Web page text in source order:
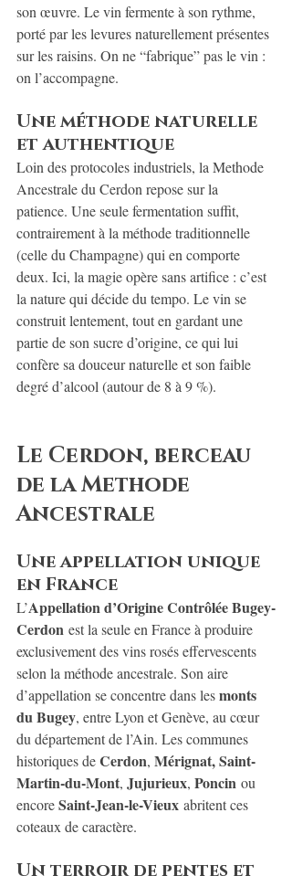
son œuvre. Le vin fermente à son rythme,
porté par les levures naturellement présentes
sur les raisins. On ne “fabrique” pas le vin :
on l’accompagne.
Une méthode naturelle
et authentique
Loin des protocoles industriels, la Methode
Ancestrale du Cerdon repose sur la
patience. Une seule fermentation suffit,
contrairement à la méthode traditionnelle
(celle du Champagne) qui en comporte
deux. Ici, la magie opère sans artifice : c’est
la nature qui décide du tempo. Le vin se
construit lentement, tout en gardant une
partie de son sucre d’origine, ce qui lui
confère sa douceur naturelle et son faible
degré d’alcool (autour de 8 à 9 %).
Le Cerdon, berceau
de la Methode
Ancestrale
Une appellation unique
en France
L’Appellation d’Origine Contrôlée Bugey-
Cerdon est la seule en France à produire
exclusivement des vins rosés effervescents
selon la méthode ancestrale. Son aire
d’appellation se concentre dans les monts
du Bugey, entre Lyon et Genève, au cœur
du département de l’Ain. Les communes
historiques de Cerdon, Mérignat, Saint-
Martin-du-Mont, Jujurieux, Poncin ou
encore Saint-Jean-le-Vieux abritent ces
coteaux de caractère.
Un terroir de pentes et